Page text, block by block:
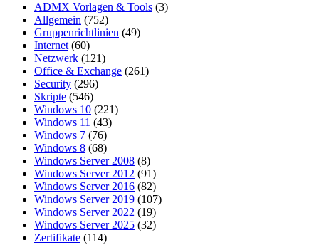
ADMX Vorlagen & Tools (3)
Allgemein (752)
Gruppenrichtlinien (49)
Internet (60)
Netzwerk (121)
Office & Exchange (261)
Security (296)
Skripte (546)
Windows 10 (221)
Windows 11 (43)
Windows 7 (76)
Windows 8 (68)
Windows Server 2008 (8)
Windows Server 2012 (91)
Windows Server 2016 (82)
Windows Server 2019 (107)
Windows Server 2022 (19)
Windows Server 2025 (32)
Zertifikate (114)